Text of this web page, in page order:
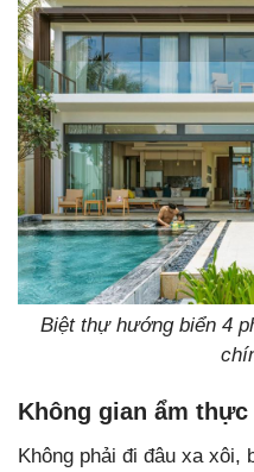
Biệt thự hướng biển 4
Không gian ẩm
Không phải đi đâu xa xôi,